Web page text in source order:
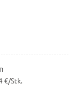
€/Stk.